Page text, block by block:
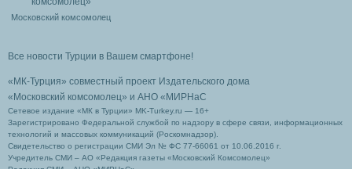
Московский комсомолец
Все новости Турции в Вашем смартфоне!
«МК-Турция» совместный проект Издательского дома
«Московский комсомолец» и АНО «МИРНаС
Сетевое издание «МК в Турции» MK-Turkey.ru — 16+
Зарегистрировано Федеральной службой по надзору в сфере связи, информационных
технологий и массовых коммуникаций (Роскомнадзор).
Свидетельство о регистрации СМИ Эл № ФС 77-66061 от 10.06.2016 г.
Учредитель СМИ – АО «Редакция газеты «Московский Комсомолец»